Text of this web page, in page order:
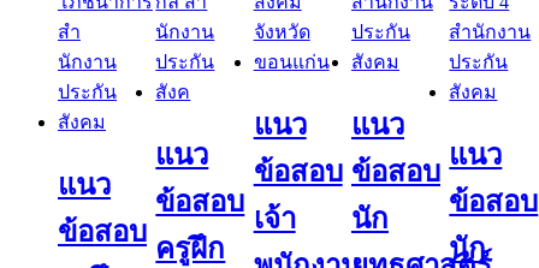
แนว
ข้อสอบ
แนว
ข้อสอบ
ครูฝึก
แนว
ข้อสอบ
เจ้า
แนว
ข้อสอบ
นัก
แนว
ข้อสอบ
นัก